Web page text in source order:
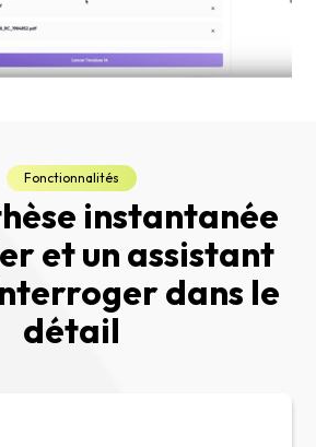
Fonctionnalités
instantanée
et un assistant
dans le
détail